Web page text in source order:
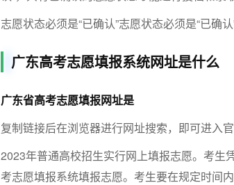
志愿状态必须是“已确认”志愿状态必须是“已确
广东高考志愿填报系统网址是什么
广东省高考志愿填报网址是
复制链接后在浏览器进行网址搜索，即可进入
2023年普通高校招生实行网上填报志愿。考生
考志愿填报系统填报志愿。考生要在规定时间